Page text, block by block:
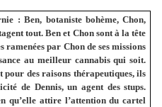
: Ben, botaniste bohème, Chon,
tout. Ben et Chon sont à la tête
ramenées par Chon de ses missions
au meilleur cannabis qui soit.
des raisons thérapeutiques, ils
de Dennis, un agent des stups.
qu’elle attire l’attention du cartel